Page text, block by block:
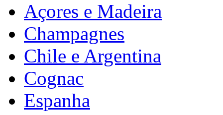
Açores e Madeira
Champagnes
Chile e Argentina
Cognac
Espanha